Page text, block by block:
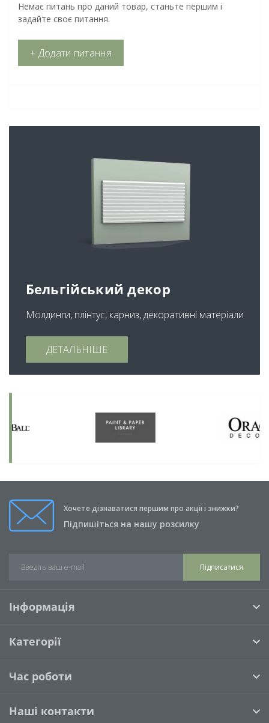
Немає питань про даний товар, станьте першим і
задайте своє питання.
+ Додати питання
Бельгійський декор
Молдинги, плінтус, карниз, декоративні матеріали
ДЕТАЛЬНІШЕ
Хочете дізнаватися першим про акції і знижки?
Підпишіться на нашу розсилку
Підписатися
Інформація
Категорії
Час роботи
Наші контакти